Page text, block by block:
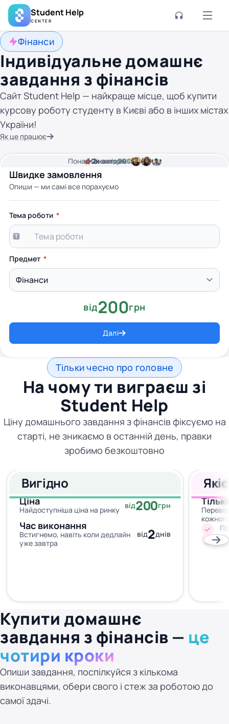
Student Help
CENTER
Фінанси
Індивідуальне домашнє
завдання з фінансів
Сайт Student Help — найкраще місце, щоб купити
курсову роботу студенту в Києві або в інших містах
України!
Як це працює
Швидке замовлення
Опиши — ми самі все порахуємо
2хвилини часу
Ціна від200 грн
Понад2кавторів
Тема роботи
Предмет
від200грн
Далі
Тільки чесно про головне
На чому ти виграєш зі
Student Help
Ціну домашнього завдання з фінансів фіксуємо на
старті, не зникаємо в останній день, правки
зробимо безкоштовно
Вигідно
Ціна
Найдоступніша ціна на ринку від200грн
Час виконання
Встигнемо, навіть коли дедлайн
уже завтра
від2днів
Купити домашнє
завдання з фінансів — це
чотири кроки
Опиши завдання, поспілкуйся з кількома
виконавцями, обери свого і стеж за роботою до
самої здачі.